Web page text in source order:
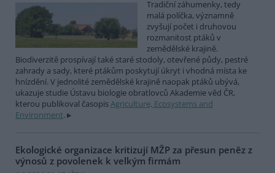
Tradiční záhumenky, tedy
malá políčka, významně
zvyšují počet i druhovou
rozmanitost ptáků v
zemědělské krajině.
Biodiverzitě prospívají také staré stodoly, otevřené půdy, pestré
zahrady a sady, které ptákům poskytují úkryt i vhodná místa ke
hnízdění. V jednolité zemědělské krajině naopak ptáků ubývá,
ukazuje studie Ústavu biologie obratlovců Akademie věd ČR,
kterou publikoval časopisAgriculture, Ecosystems and
Environment.
Ekologické organizace kritizují MŽP za přesun peněz z
výnosů z povolenek k velkým firmám